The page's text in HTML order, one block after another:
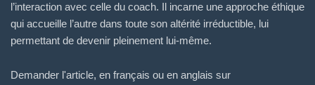
l’interaction avec celle du coach. Il incarne une approche éthique
qui accueille l’autre dans toute son altérité irréductible, lui
permettant de devenir pleinement lui-même.
Demander l'article, en français ou en anglais sur